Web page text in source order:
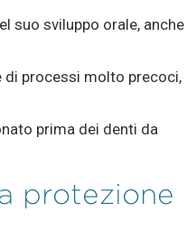
suo sviluppo orale, anche
di processi molto precoci,
prima dei denti da
protezione